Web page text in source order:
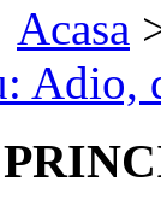
Acasa
Adio,